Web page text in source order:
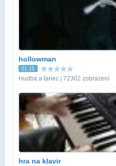
hollowman
01:15
Hudba a tanec | 72302 zobrazení
hra na klavir